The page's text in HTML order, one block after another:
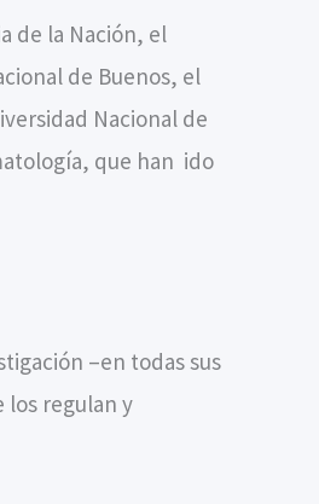
de la Nación, el
de Buenos, el
Nacional de
que han ido
–en todas sus
los regulan y